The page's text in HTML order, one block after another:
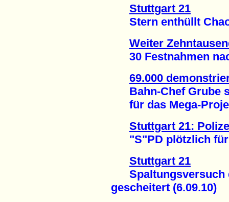
Stuttgart 21
Stern enthüllt
Weiter
30 Festnahmen
69.000
Bahn-Chef Grube
für das Mega-
Stuttgart 21:
"S"PD plötzlich für
Stuttgart 21
Spaltungsversuch
gescheitert (6.09.10)